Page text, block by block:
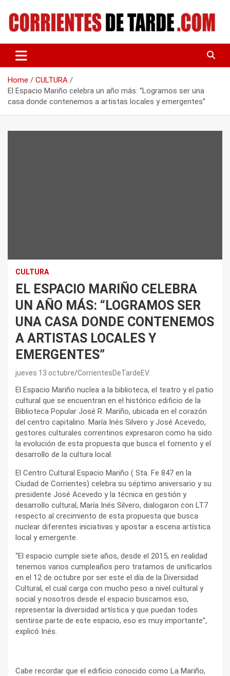
content
CORRIENTES DE TARDE
Home
CULTURA
El Espacio Mariño celebra un año más: “Logramos ser una
casa donde contenemos a artistas locales y emergentes”
CULTURA
EL ESPACIO MARIÑO CELEBRA
UN AÑO MÁS: “LOGRAMOS SER
UNA CASA DONDE CONTENEMOS
A ARTISTAS LOCALES Y
EMERGENTES”
jueves 13 octubre CorrientesDeTardeEV
El Espacio Mariño nuclea a la biblioteca, el teatro y el patio
cultural que se encuentran en el histórico edificio de la
Biblioteca Popular José R. Mariño, ubicada en el corazón
del centro capitalino. María Inés Silvero y José Acevedo,
gestores culturales correntinos expresaron como ha sido
la evolución de esta propuesta que busca el fomento y el
desarrollo de la cultura local.
El Centro Cultural Espacio Mariño ( Sta. Fe 847 en la
Ciudad de Corrientes) celebra su séptimo aniversario y su
presidente José Acevedo y la técnica en gestión y
desarrollo cultural, María Inés Silvero, dialogaron con LT7
respecto al crecimiento de esta propuesta que busca
nuclear diferentes iniciativas y apostar a escena artística
local y emergente.
“El espacio cumple siete años, desde el 2015, en realidad
tenemos varios cumpleaños pero tratamos de unificarlos
en el 12 de octubre por ser este el día de la Diversidad
Cultural, el cual carga con mucho peso a nivel cultural y
social y nosotros desde el espacio buscamos eso,
representar la diversidad artística y que puedan todes
sentirse parte de este espacio, eso es muy importante”,
explicó Inés.
Cabe recordar que el edificio conocido como La Mariño,